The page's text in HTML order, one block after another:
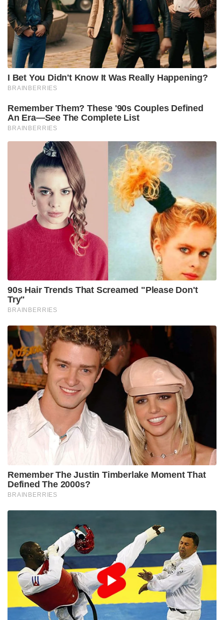
“സഹോദരാ, ഇതെല്ലാമോർത്ത്, അജ്ഞാനത്തിലും
ദാരിദ്ര്യത്തിലും പെട്ടുഴറിയ ജനതയെയോർത്ത് ഉറക്കം
വന്നില്ല. കന്യാകുമാരിയിൽ അമ്മ കുമാരിയുടെ
ക്ഷേത്രത്തിരുനുന്ന്, ഭാരതത്തിന്റെ അങ്ങേയറ്റത്തെ
പാറയിലിരുന്ന് ഞാനൊരു കാര്യപദ്ധതിയുണ്ടാക്കി. നാം
അനേകം സന്യാസിമാർ അലഞ്ഞുതിരിഞ്ഞ്
ഭ്രാന്താണ്! നമ്മുടെ ഗുരുദേവൻ പറയുന്നത് കേട്ടിട്ടില്ലേ?
ഒഴിഞ്ഞ വയറ് ഈശ്വരവിശ്വാസത്തിനു നല്ലതല്ലെന്ന്?
കാരണം അജ്ഞതയാണ്. അനേകം യുഗങ്ങളായി
നാം അവരുടെ രക്തം ഊറ്റിക്കുടിക്കുകയും അവരെ
കാല്‍ കൊണ്ട് ചവുട്ടി അരയ്ക്കുകയുമാണ്
ചെയ്യുന്നത്”.
മൂന്നുദിവസത്തെ ധ്യാനശേഷം അകക്കാമ്പിൽ
ഭാരതദർശനം തെളിഞ്ഞുവന്നു. ഈ നാടിനെ
പരമവൈഭവത്തിലേക്കുയർത്താൻ എന്ത്
ചെയ്യണമെന്ന നിശ്ചയദാർഢ്യവുമായി ഭാരതത്തിന്റെ
അടിമത്തത്തിന്റെ അജ്ഞാനതിമിരാന്ധകാരം
ഉറച്ചുപോയ മിഴികളിൽ ജ്ഞാനാഞ്ജനമെഴുതി
വെളിച്ചമേകാൻ പ്രതിജ്ഞ ചെയ്തു.
11 സെപ്റ്റംബർ 1893.
“അമേരിക്കയിലെ എന്റെ പ്രിയ സഹോദരീ
സഹോദരന്മാരെ
നിങ്ങള്‍ ഞങ്ങള്‍ക്ക് നല്‍കിയ ആവേശപൂര്‍വവും
ഹൃദയങ്ഗമവുമായ സ്വാഗതത്തിനു മറുപടി പറയാന്‍
എഴുന്നെല്‍ക്കവേ എന്റെ ഹൃദയം അവാച്യമായ
ആനന്ദം കൊണ്ട് നിറയുന്നു.
‘ലോകത്തിന്റെ അതിപ്രാചീന സന്ന്യാസിപരമ്പരയുടെ
പേരില്‍ ഞാന്‍ നിങ്ങള്‍ക്ക് നന്ദി പറയുന്നു. മതങ്ങളുടെ
മാതാവിന്റെ പേരില്‍ ഞാന്‍ നിങ്ങള്‍ക്ക് നന്ദി പറയുന്നു.
സര്‍വവര്‍ഗ വിഭാഗങ്ങളിലും പെട്ട കോടി കോടി
ഹിന്ദുക്കളുടെ പേരിലും ഞാന്‍ നിങ്ങള്‍ക്ക്
നന്ദിപറയുന്നു.
നിന്ന് വന്ന ഈ ആളുകള്‍ക്ക് തികച്ചും
അവകാശപ്പെടാമെന്നു പൗരസ്ത്യ പ്രതിനിധികളെ
പരാമര്‍ശിച്ചു നിങ്ങളോട് ചിലര്‍ പറഞ്ഞുവല്ലോ. ഈ
വേദിയിലുള്ള അവര്‍ക്കും എന്റെ നന്ദി.
സഹിഷ്ണുതയും സാര്‍വലൗകിക സ്വീകാര്യതയും
ലോകത്തിനുപദേശിച്ച മതത്തിന്റെ അനുയായി
എന്നതില്‍ ഞാന്‍ അഭിമാനിക്കുന്നു.